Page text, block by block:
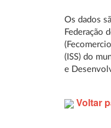
Os dados
Federação
(ISS) do
e
Voltar